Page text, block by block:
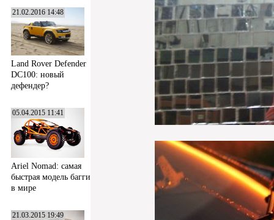
21.02.2016 14:48
Land Rover Defender
DC100: новый
дефендер?
05.04.2015 11:41
Ariel Nomad: самая
быстрая модель багги
в мире
21.03.2015 19:49